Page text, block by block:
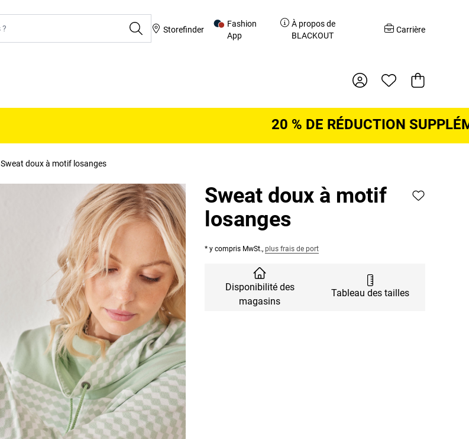
Storefinder
Fashion
App
À propos de
BLACKOUT
Carrière
Panier
20 % DE RÉDUCTION
Sweat doux à motif losanges
Sweat doux à motif
losanges
* y compris MwSt., plus frais de port
Disponibilité des
magasins
Tableau des tailles